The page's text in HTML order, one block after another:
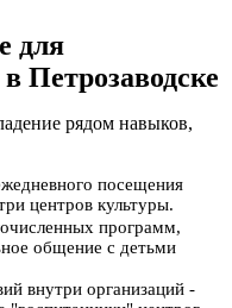
для
Петрозаводске
рядом навыков,
посещения
центров культуры.
программ,
общение с детьми
внутри организаций -